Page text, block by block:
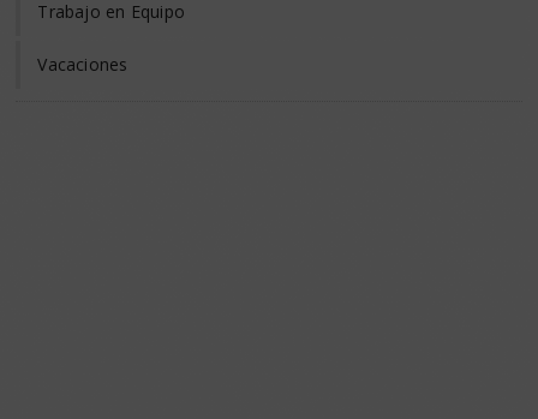
Trabajo en Equipo
Vacaciones